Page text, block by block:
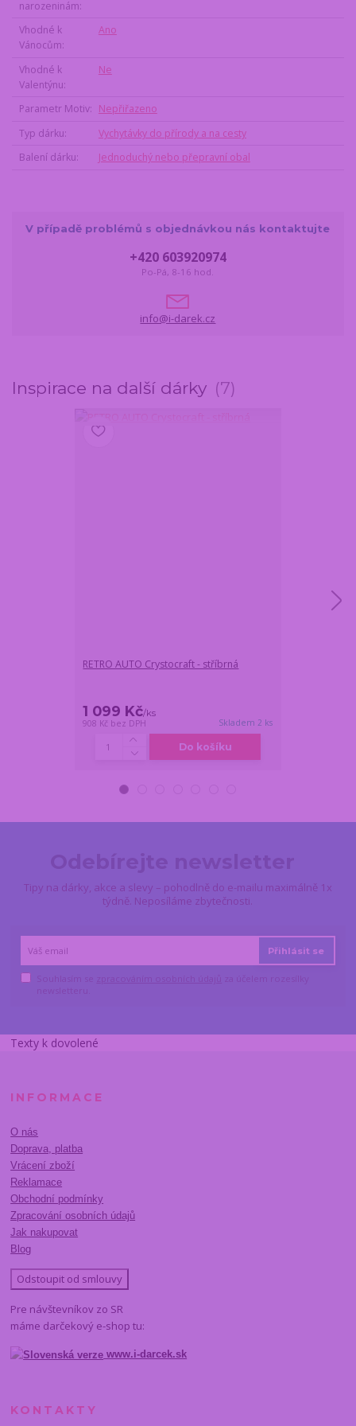
narozeninám
Vhodné k
Vánocům
Ano
Vhodné k
Valentýnu
Ne
Parametr Motiv
Nepřiřazeno
Typ dárku
Vychytávky do přírody a na cesty
Balení dárku
Jednoduchý nebo přepravní obal
V případě problémů s objednávkou nás kontaktujte
+420 603920974
Po-Pá, 8-16 hod.
info@i-darek.cz
Inspirace na další dárky 7
RETRO AUTO Crystocraft - stříbrná
1 099 Kč/ks
908 Kč bez DPH Skladem 2 ks
Do košíku
Tipy na dárky, akce a slevy – pohodlně do e-mailu maximálně 1x
týdně. Neposíláme zbytečnosti.
Přihlásit se
Texty k dovolené
INFORMACE
O nás
Doprava, platba
Vrácení zboží
Reklamace
Obchodní podmínky
Zpracování osobních údajů
Jak nakupovat
Blog
Odstoupit od smlouvy
Pre návštevníkov zo SR
máme darčekový e-shop tu:
www.i-darcek.sk
KONTAKTY